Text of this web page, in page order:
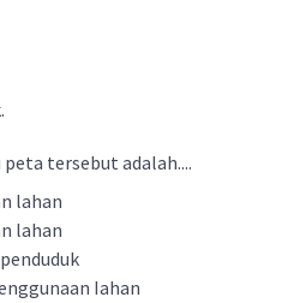
tersebut adalah....
lahan
lahan
Iahan